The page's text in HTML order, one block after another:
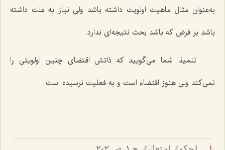
به‌عنوان مثال ماهیت اولویت داشته باشد ولی نیاز به علت داشته
باشد بر فرض که باشد بحث نتیجه‌ای ندارد.
تلمیذ: شما می‌گویید که ذاتش اقتضای چنین اولویتی را
نمی‌کند ولی هنوز اقتضاء است و به فعلیت نرسیده است.